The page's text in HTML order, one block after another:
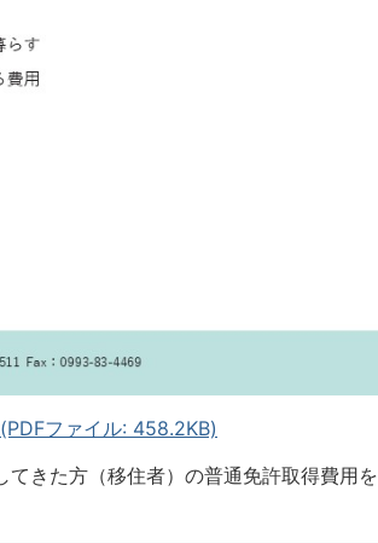
ファイル: 458.2KB)
きた方（移住者）の普通免許取得費用を